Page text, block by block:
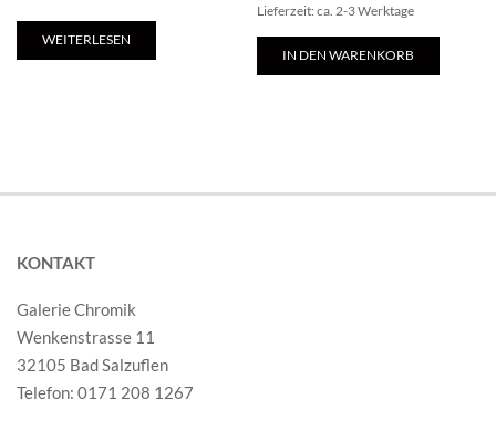
WEITERLESEN
Lieferzeit: ca. 2-3 Werktage
IN DEN WARENKORB
KONTAKT
Galerie Chromik
Wenkenstrasse 11
32105 Bad Salzuflen
Telefon: 0171 208 1267